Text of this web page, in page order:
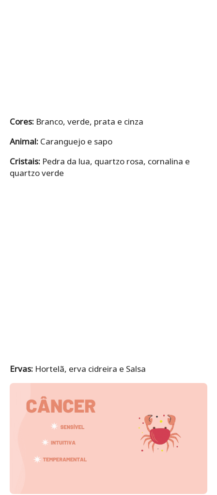
Cores: Branco, verde, prata e cinza
Animal: Caranguejo e sapo
Cristais: Pedra da lua, quartzo rosa, cornalina e
quartzo verde
Ervas: Hortelã, erva cidreira e Salsa